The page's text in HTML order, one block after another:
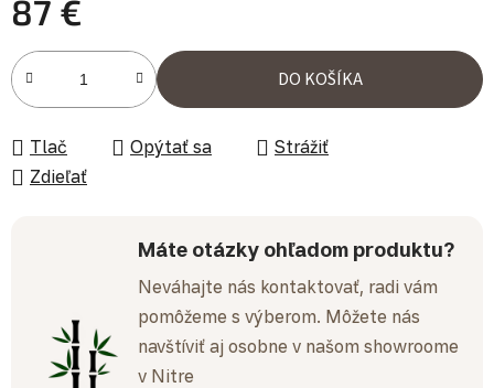
87 €
Jednotková cena:
DO KOŠÍKA
Tlač Opýtať sa
Strážiť
Zdieľať
Máte otázky ohľadom produktu?
Neváhajte nás kontaktovať, radi vám
pomôžeme s výberom. Môžete nás
navštíviť aj osobne v našom showroome
v Nitre